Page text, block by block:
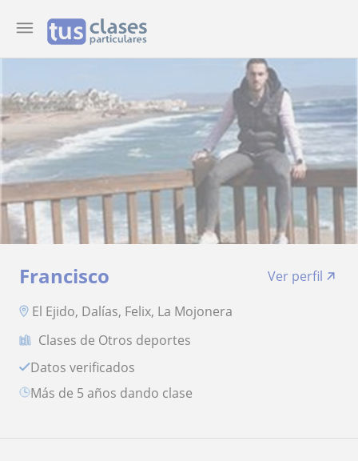
Francisco
Ver perfil
El Ejido, Dalías, Felix, La Mojonera
Clases de Otros deportes
Datos verificados
más de 5 años dando clase